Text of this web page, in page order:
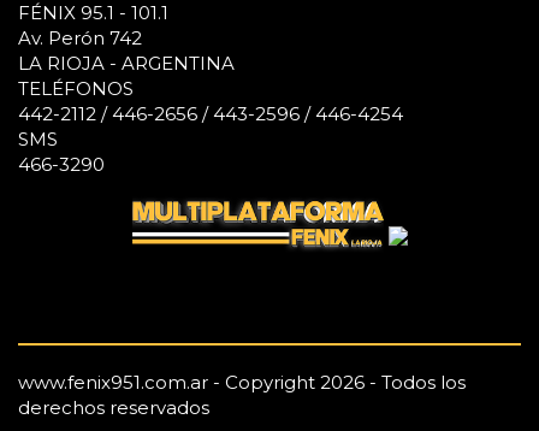
FÉNIX 95.1 - 101.1
Av. Perón 742
LA RIOJA - ARGENTINA
TELÉFONOS
442-2112 / 446-2656 / 443-2596 / 446-4254
SMS
466-3290
www.fenix951.com.ar - Copyright 2026 - Todos los
derechos reservados